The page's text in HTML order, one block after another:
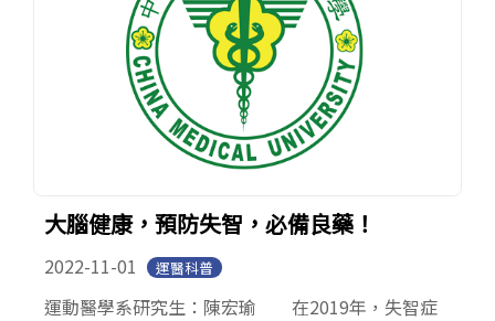
大腦健康，預防失智，必備良藥！
2022-11-01 運醫科普
運動醫學系研究生：陳宏瑜 在2019年，失智症